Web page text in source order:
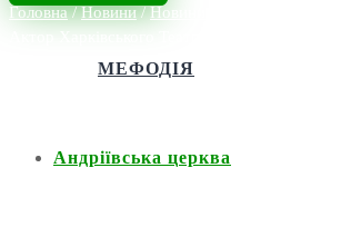
МЕФОДІЯ
Андріївська церква
Головна / Новини / Новини